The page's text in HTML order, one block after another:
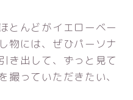
とんどがイエローベー
物には、ぜひパーソナ
き出して、ずっと見て
撮っていただきたい、